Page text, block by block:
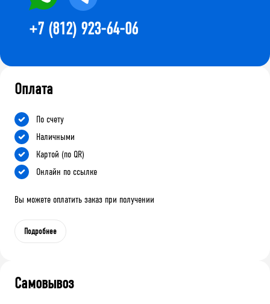
+7 (812) 923-64-06
Оплата
По счету
Наличными
Картой (по QR)
Онлайн по ссылке
Вы можете оплатить заказ при получении
Подробнее
Самовывоз